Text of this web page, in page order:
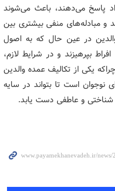
پاسخ می‌دهند، باعث می‌شوند
و مبادله‌های منفی بیشتری بین
در عین حال که به اصول
بپرهیزند و در شرایط لازم،
یکی از تکالیف عمده والدین
نوجوان است تا بتواند در سایه
و عاطفی دست یابد.